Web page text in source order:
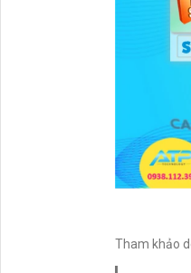
Tham khảo